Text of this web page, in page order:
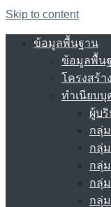
Skip to content
ข้อมูลพื้นฐาน
ข้อมูลพื้น
โครงสร้าง
ทำเนียบบุ
ผู้บ
กลุ่
กลุ่
กลุ่
กลุ่
กลุ่